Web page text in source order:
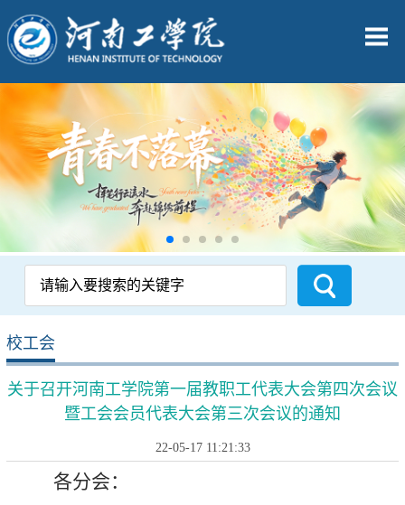
校工会
关于召开河南工学院第一届教职工代表大会第四次会议
暨工会会员代表大会第三次会议的通知
22-05-17 11:21:33
各分会：